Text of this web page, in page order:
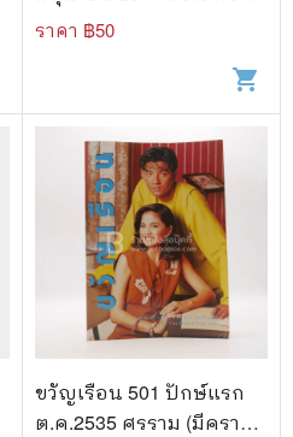
ประสม
ราคา ฿50
shopping_cart
ขวัญเรือน 501 ปักษ์แรก
ต.ค.2535 ศรราม (มีคราบ